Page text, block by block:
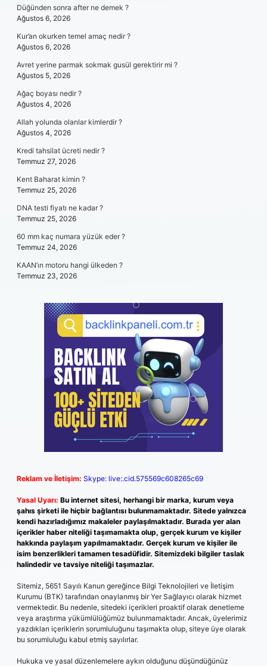
Düğünden sonra after ne demek ?
Ağustos 6, 2026
Kur’an okurken temel amaç nedir ?
Ağustos 6, 2026
Avret yerine parmak sokmak gusül gerektirir mi ?
Ağustos 5, 2026
Ağaç boyası nedir ?
Ağustos 4, 2026
Allah yolunda olanlar kimlerdir ?
Ağustos 4, 2026
Kredi tahsilat ücreti nedir ?
Temmuz 27, 2026
Kent Baharat kimin ?
Temmuz 25, 2026
DNA testi fiyatı ne kadar ?
Temmuz 25, 2026
60 mm kaç numara yüzük eder ?
Temmuz 24, 2026
KAAN’ın motoru hangi ülkeden ?
Temmuz 23, 2026
Reklam ve İletişim: Skype: live:.cid.575569c608265c69
Yasal Uyarı: Bu internet sitesi, herhangi bir marka, kurum veya
şahıs şirketi ile hiçbir bağlantısı bulunmamaktadır. Sitede yalnızca
kendi hazırladığımız makaleler paylaşılmaktadır. Burada yer alan
içerikler haber niteliği taşımamakta olup, gerçek kurum ve kişiler
hakkında paylaşım yapılmamaktadır. Gerçek kurum ve kişiler ile
isim benzerlikleri tamamen tesadüfidir. Sitemizdeki bilgiler taslak
halindedir ve tavsiye niteliği taşımazlar.
Sitemiz, 5651 Sayılı Kanun gereğince Bilgi Teknolojileri ve İletişim
Kurumu (BTK) tarafından onaylanmış bir Yer Sağlayıcı olarak hizmet
vermektedir. Bu nedenle, sitedeki içerikleri proaktif olarak denetleme
veya araştırma yükümlülüğümüz bulunmamaktadır. Ancak, üyelerimiz
yazdıkları içeriklerin sorumluluğunu taşımakta olup, siteye üye olarak
bu sorumluluğu kabul etmiş sayılırlar.
Hukuka ve yasal düzenlemelere aykırı olduğunu düşündüğünüz